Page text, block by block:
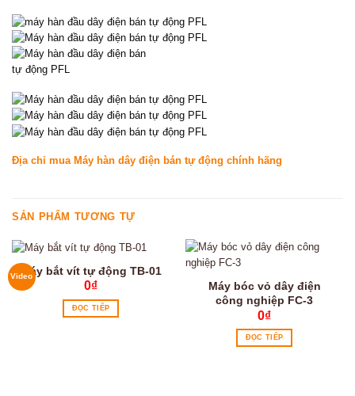
Địa chỉ mua Máy hàn dây điện bán tự động chính hãng
SẢN PHẨM TƯƠNG TỰ
VideoMáy bắt vít tự động TB-01
0₫
ĐỌC TIẾP
Máy bóc vỏ dây điện
công nghiệp FC-3
0₫
ĐỌC TIẾP